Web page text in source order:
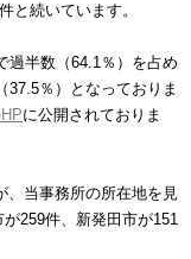
と続いています。
過半数（64.1％）を占め
37.5％）となっておりま
に公開されておりま
、当事務所の所在地を見
259件、新発田市が151